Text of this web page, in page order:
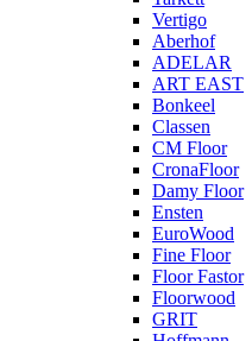
Vertigo
Aberhof
ADELAR
ART EAST
Bonkeel
Classen
CM Floor
CronaFloor
Damy Floor
Ensten
EuroWood
Fine Floor
Floor Fastor
Floorwood
GRIT